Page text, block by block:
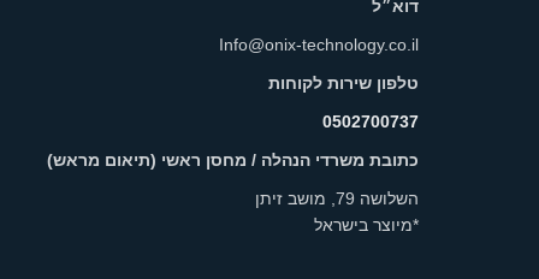
דוא״ל
Info@onix-technology.co.il
טלפון שירות לקוחות
0502700737
כתובת משרדי הנהלה / מחסן ראשי (תיאום מראש)
השלושה 79, מושב זיתן
*מיוצר בישראל